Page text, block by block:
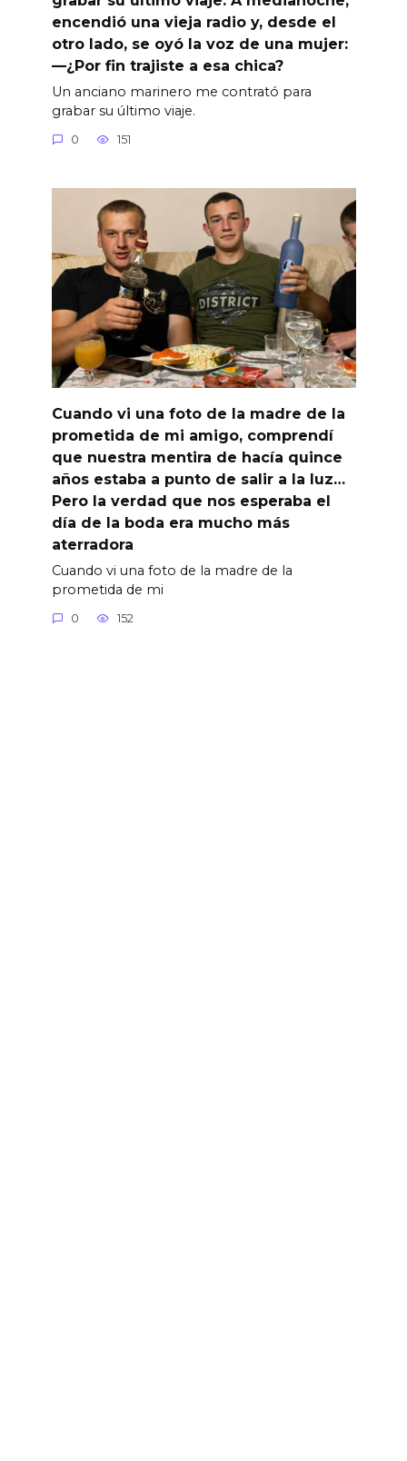
encendió una vieja radio y, desde el
otro lado, se oyó la voz de una mujer:
—¿Por fin trajiste a esa chica?
Un anciano marinero me contrató para
grabar su último viaje.
0 151
Cuando vi una foto de la madre de la
prometida de mi amigo, comprendí
que nuestra mentira de hacía quince
años estaba a punto de salir a la luz…
Pero la verdad que nos esperaba el
día de la boda era mucho más
aterradora
Cuando vi una foto de la madre de la
prometida de mi
0 152